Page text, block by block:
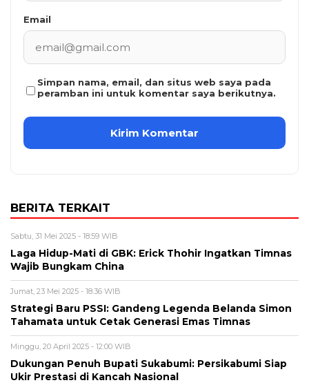
Email
Simpan nama, email, dan situs web saya pada
peramban ini untuk komentar saya berikutnya.
BERITA TERKAIT
Sabtu, 31 Mei 2025 - 18:59 WIB
Laga Hidup-Mati di GBK: Erick Thohir Ingatkan Timnas
Wajib Bungkam China
Jumat, 23 Mei 2025 - 18:36 WIB
Strategi Baru PSSI: Gandeng Legenda Belanda Simon
Tahamata untuk Cetak Generasi Emas Timnas
Minggu, 20 April 2025 - 12:00 WIB
Dukungan Penuh Bupati Sukabumi: Persikabumi Siap
Ukir Prestasi di Kancah Nasional